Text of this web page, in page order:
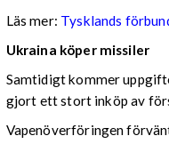
Läs mer: Tysklands
Ukraina köper missiler
Samtidigt kommer
gjort ett stort inköp av
Vapenöverföringen